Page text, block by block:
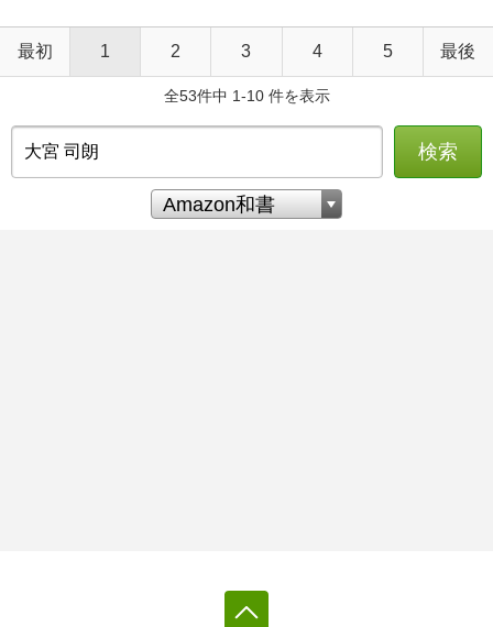
最初 1 2 3 4 5 最後
全53件中 1-10 件を表示
検索